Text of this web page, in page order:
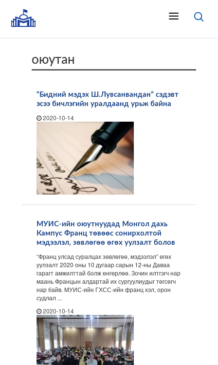
оюутан
“Бидний мэдэх Ш.Лувсанвандан” сэдэвт
эсээ бичлэгийн уралдаанд урьж байна
2020-10-14
МУИС-ийн оюутнуудад Монгол дахь
Кампус Франц төвөөс сонирхолтой
мэдээлэл, зөвлөгөө өгөх уулзалт болов
“Франц улсад суралцах зөвлөгөө, мэдээлэл” өгөх
уулзалт 2020 оны 10 дугаар сарын 12-ны Даваа
гарагт амжилттай болж өнгөрлөө. Зочин илтгэгч нар
маань Францын алдартай их сургуулиудыг төгсөгч
нар байв. МУИС-ийн ГХСС-ийн франц хэл, орон
судлал ...
2020-10-14